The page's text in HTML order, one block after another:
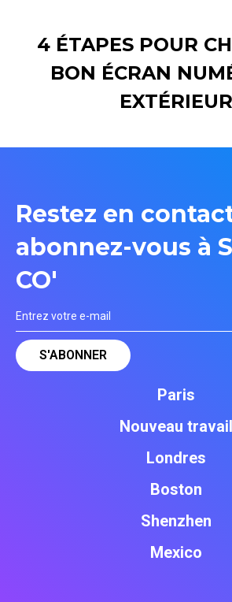
4 ÉTAPES POUR
BON ÉCRAN
EXTÉRIEUR
Restez en
abonnez-vous à
CO'
Paris
Nouveau travail
Londres
Boston
Shenzhen
Mexico